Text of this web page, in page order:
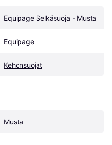
Equipage Selkäsuoja - Musta
Equipage
Kehonsuojat
Musta